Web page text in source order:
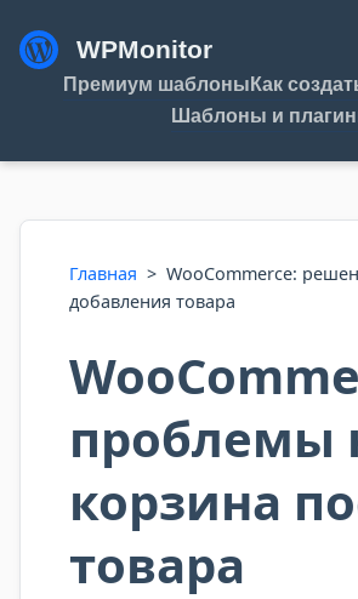
WPMonitor
Премиум шаблоны Как
Шаблоны и
Главная > WooCommerce:
добавления товара
проблемы
корзина
товара